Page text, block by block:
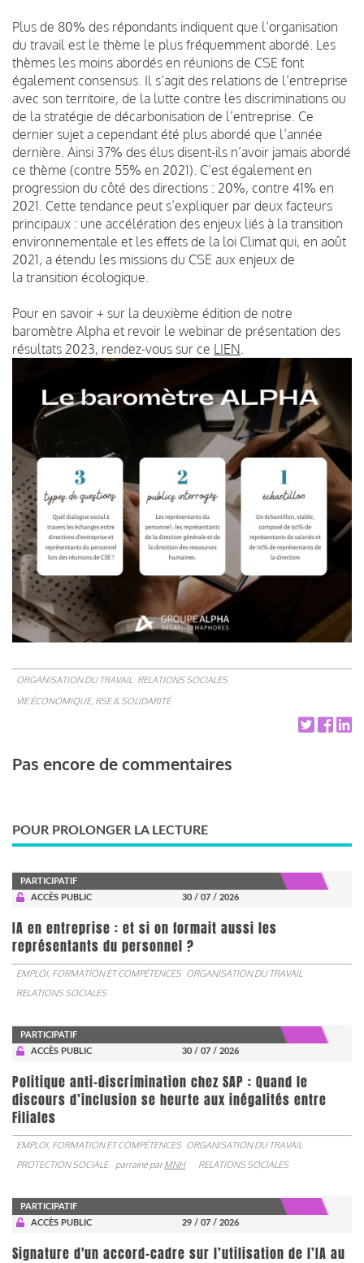
Plus de 80% des répondants indiquent que l’organisation
du travail est le thème le plus fréquemment abordé. Les
thèmes les moins abordés en réunions de CSE font
également consensus. Il s’agit des relations de l’entreprise
avec son territoire, de la lutte contre les discriminations ou
de la stratégie de décarbonisation de l’entreprise. Ce
dernier sujet a cependant été plus abordé que l’année
dernière. Ainsi 37% des élus disent-ils n’avoir jamais abordé
ce thème (contre 55% en 2021). C’est également en
progression du côté des directions : 20%, contre 41% en
2021. Cette tendance peut s’expliquer par deux facteurs
principaux : une accélération des enjeux liés à la transition
environnementale et les effets de la loi Climat qui, en août
2021, a étendu les missions du CSE aux enjeux de
la transition écologique.
Pour en savoir + sur la deuxième édition de notre
baromètre Alpha et revoir le webinar de présentation des
résultats 2023, rendez-vous sur ce LIEN
ORGANISATION DU TRAVAIL RELATIONS SOCIALES
VIE ÉCONOMIQUE, RSE & SOLIDARITÉ
Pas encore de commentaires
POUR PROLONGER LA LECTURE
PARTICIPATIF
ACCÈS PUBLIC
30 / 07 / 2026
IA en entreprise : et si on formait aussi les
représentants du personnel ?
EMPLOI, FORMATION ET COMPÉTENCES ORGANISATION DU TRAVAIL
RELATIONS SOCIALES
PARTICIPATIF
ACCÈS PUBLIC
30 / 07 / 2026
Politique anti-discrimination chez SAP : Quand le
discours d’inclusion se heurte aux inégalités entre
Filiales
EMPLOI, FORMATION ET COMPÉTENCES ORGANISATION DU TRAVAIL
PROTECTION SOCIALE
parrainé parMNH RELATIONS SOCIALES
PARTICIPATIF
ACCÈS PUBLIC
29 / 07 / 2026
Signature d'un accord-cadre sur l’utilisation de l’IA au